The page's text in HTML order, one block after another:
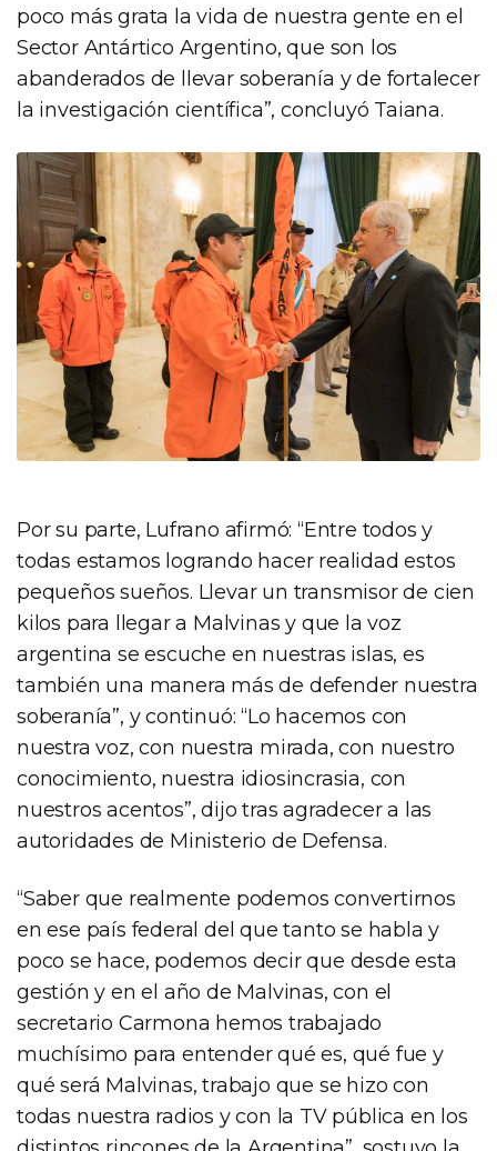
poco más grata la vida de nuestra gente en el
Sector Antártico Argentino, que son los
abanderados de llevar soberanía y de fortalecer
la investigación científica”, concluyó Taiana.
Por su parte, Lufrano afirmó: “Entre todos y
todas estamos logrando hacer realidad estos
pequeños sueños. Llevar un transmisor de cien
kilos para llegar a Malvinas y que la voz
argentina se escuche en nuestras islas, es
también una manera más de defender nuestra
soberanía”, y continuó: “Lo hacemos con
nuestra voz, con nuestra mirada, con nuestro
conocimiento, nuestra idiosincrasia, con
nuestros acentos”, dijo tras agradecer a las
autoridades de Ministerio de Defensa.
“Saber que realmente podemos convertirnos
en ese país federal del que tanto se habla y
poco se hace, podemos decir que desde esta
gestión y en el año de Malvinas, con el
secretario Carmona hemos trabajado
muchísimo para entender qué es, qué fue y
qué será Malvinas, trabajo que se hizo con
todas nuestra radios y con la TV pública en los